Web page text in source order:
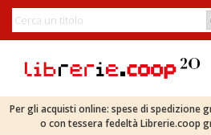
Per gli acquisti online: spese di spedizione
o con tessera fedeltà Librerie.coop